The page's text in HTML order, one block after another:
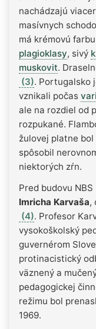
nachádzajú
masívnych
má krémovú
plagioklasy, sivý
muskovit.
(3). Portugalsko
vznikali počas
ale na rozdiel od
rozpukané.
žulovej platne
spôsobil
niektorých zŕn.
Pred budovu
Imricha Karvaša,
(4). Profesor
vysokoškolský
guvernérom
protinacistický
väznený a
pedagogickej
režimu bol
1969.